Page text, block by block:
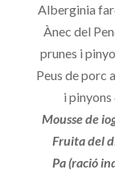
Alberginia
Ànec del
prunes i
Peus de porc
i
Mousse de
Fruita del
Pa (ració